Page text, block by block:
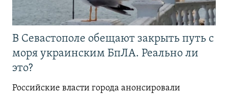
В Севастополе обещают закрыть путь с
моря украинским БпЛА. Реально ли
это?
Российские власти города анонсировали